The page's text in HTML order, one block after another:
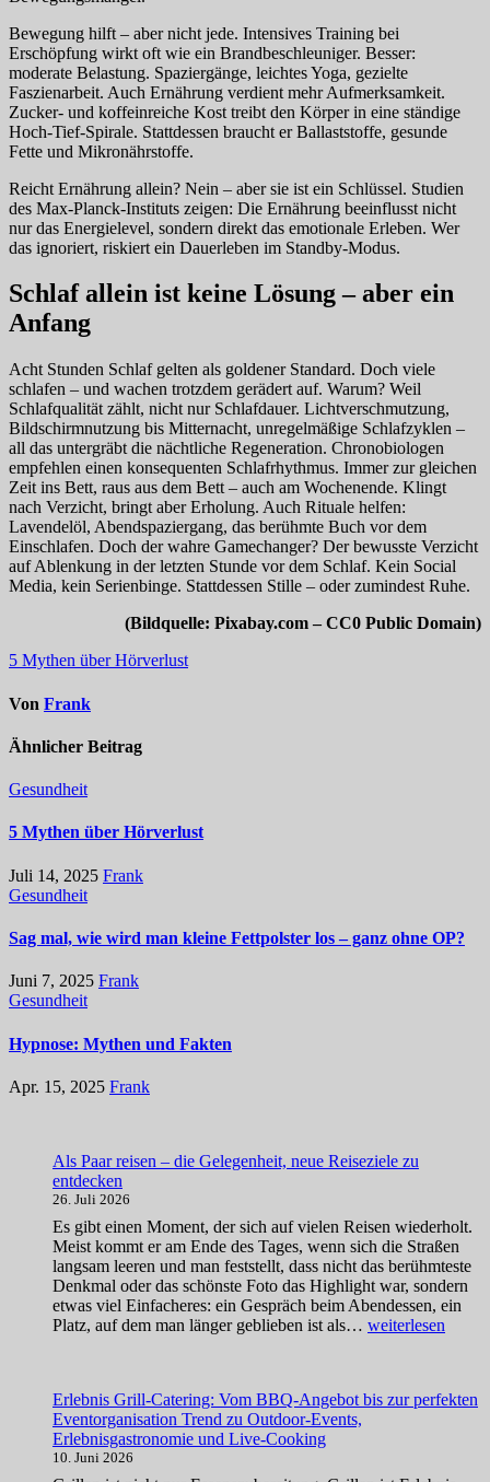
Bewegung hilft – aber nicht jede. Intensives Training bei
Erschöpfung wirkt oft wie ein Brandbeschleuniger. Besser:
moderate Belastung. Spaziergänge, leichtes Yoga, gezielte
Faszienarbeit. Auch Ernährung verdient mehr Aufmerksamkeit.
Zucker- und koffeinreiche Kost treibt den Körper in eine ständige
Hoch-Tief-Spirale. Stattdessen braucht er Ballaststoffe, gesunde
Fette und Mikronährstoffe.
Reicht Ernährung allein? Nein – aber sie ist ein Schlüssel. Studien
des Max-Planck-Instituts zeigen: Die Ernährung beeinflusst nicht
nur das Energielevel, sondern direkt das emotionale Erleben. Wer
das ignoriert, riskiert ein Dauerleben im Standby-Modus.
Schlaf allein ist keine Lösung – aber ein
Anfang
Acht Stunden Schlaf gelten als goldener Standard. Doch viele
schlafen – und wachen trotzdem gerädert auf. Warum? Weil
Schlafqualität zählt, nicht nur Schlafdauer. Lichtverschmutzung,
Bildschirmnutzung bis Mitternacht, unregelmäßige Schlafzyklen –
all das untergräbt die nächtliche Regeneration. Chronobiologen
empfehlen einen konsequenten Schlafrhythmus. Immer zur gleichen
Zeit ins Bett, raus aus dem Bett – auch am Wochenende. Klingt
nach Verzicht, bringt aber Erholung. Auch Rituale helfen:
Lavendelöl, Abendspaziergang, das berühmte Buch vor dem
Einschlafen. Doch der wahre Gamechanger? Der bewusste Verzicht
auf Ablenkung in der letzten Stunde vor dem Schlaf. Kein Social
Media, kein Serienbinge. Stattdessen Stille – oder zumindest Ruhe.
(Bildquelle: Pixabay.com – CC0 Public Domain)
Beitragsnavigation
5 Mythen über Hörverlust
Von Frank
Ähnlicher Beitrag
Gesundheit
5 Mythen über Hörverlust
Juli 14, 2025 Frank
Gesundheit
Sag mal, wie wird man kleine Fettpolster los – ganz ohne OP?
Juni 7, 2025 Frank
Gesundheit
Hypnose: Mythen und Fakten
Apr. 15, 2025 Frank
Als Paar reisen – die Gelegenheit, neue Reiseziele zu
entdecken
26. Juli 2026
Es gibt einen Moment, der sich auf vielen Reisen wiederholt.
Meist kommt er am Ende des Tages, wenn sich die Straßen
langsam leeren und man feststellt, dass nicht das berühmteste
Denkmal oder das schönste Foto das Highlight war, sondern
etwas viel Einfacheres: ein Gespräch beim Abendessen, ein
Platz, auf dem man länger geblieben ist als… Als
die
weiterlesen
Erlebnis Grill-Catering: Vom BBQ-Angebot bis zur perfekten
Eventorganisation Trend zu Outdoor-Events,
Erlebnisgastronomie und Live-Cooking
10. Juni 2026